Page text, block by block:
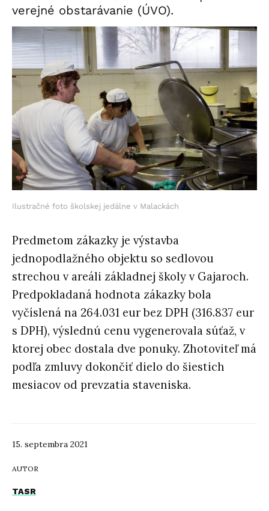
15. septembra 2021
AUTOR
TASR
verejné obstarávanie (ÚVO).
Ilustračné foto školskej jedálne v Malackách
Predmetom zákazky je výstavba
jednopodlažného objektu so sedlovou
strechou v areáli základnej školy v Gajaroch.
Predpokladaná hodnota zákazky bola
vyčíslená na 264.031 eur bez DPH (316.837 eur
s DPH), výslednú cenu vygenerovala súťaž, v
ktorej obec dostala dve ponuky. Zhotoviteľ má
podľa zmluvy dokončiť dielo do šiestich
mesiacov od prevzatia staveniska.